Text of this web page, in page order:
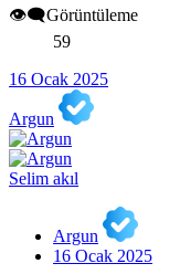
👁️‍🗨️Görüntüleme
59
16 Ocak 2025
Argun
Selim akıl
Argun
16 Ocak 2025